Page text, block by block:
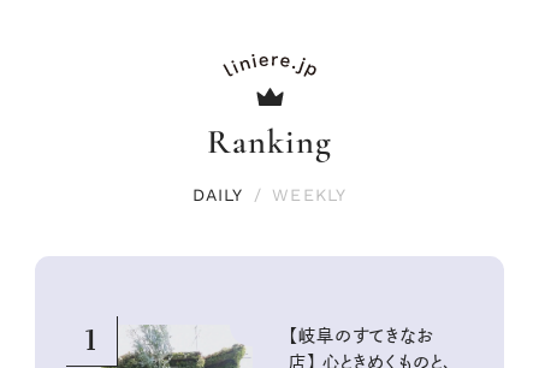
Ranking
DAILY / WEEKLY
1
【岐阜のすてきなお
店】 心ときめくものと、